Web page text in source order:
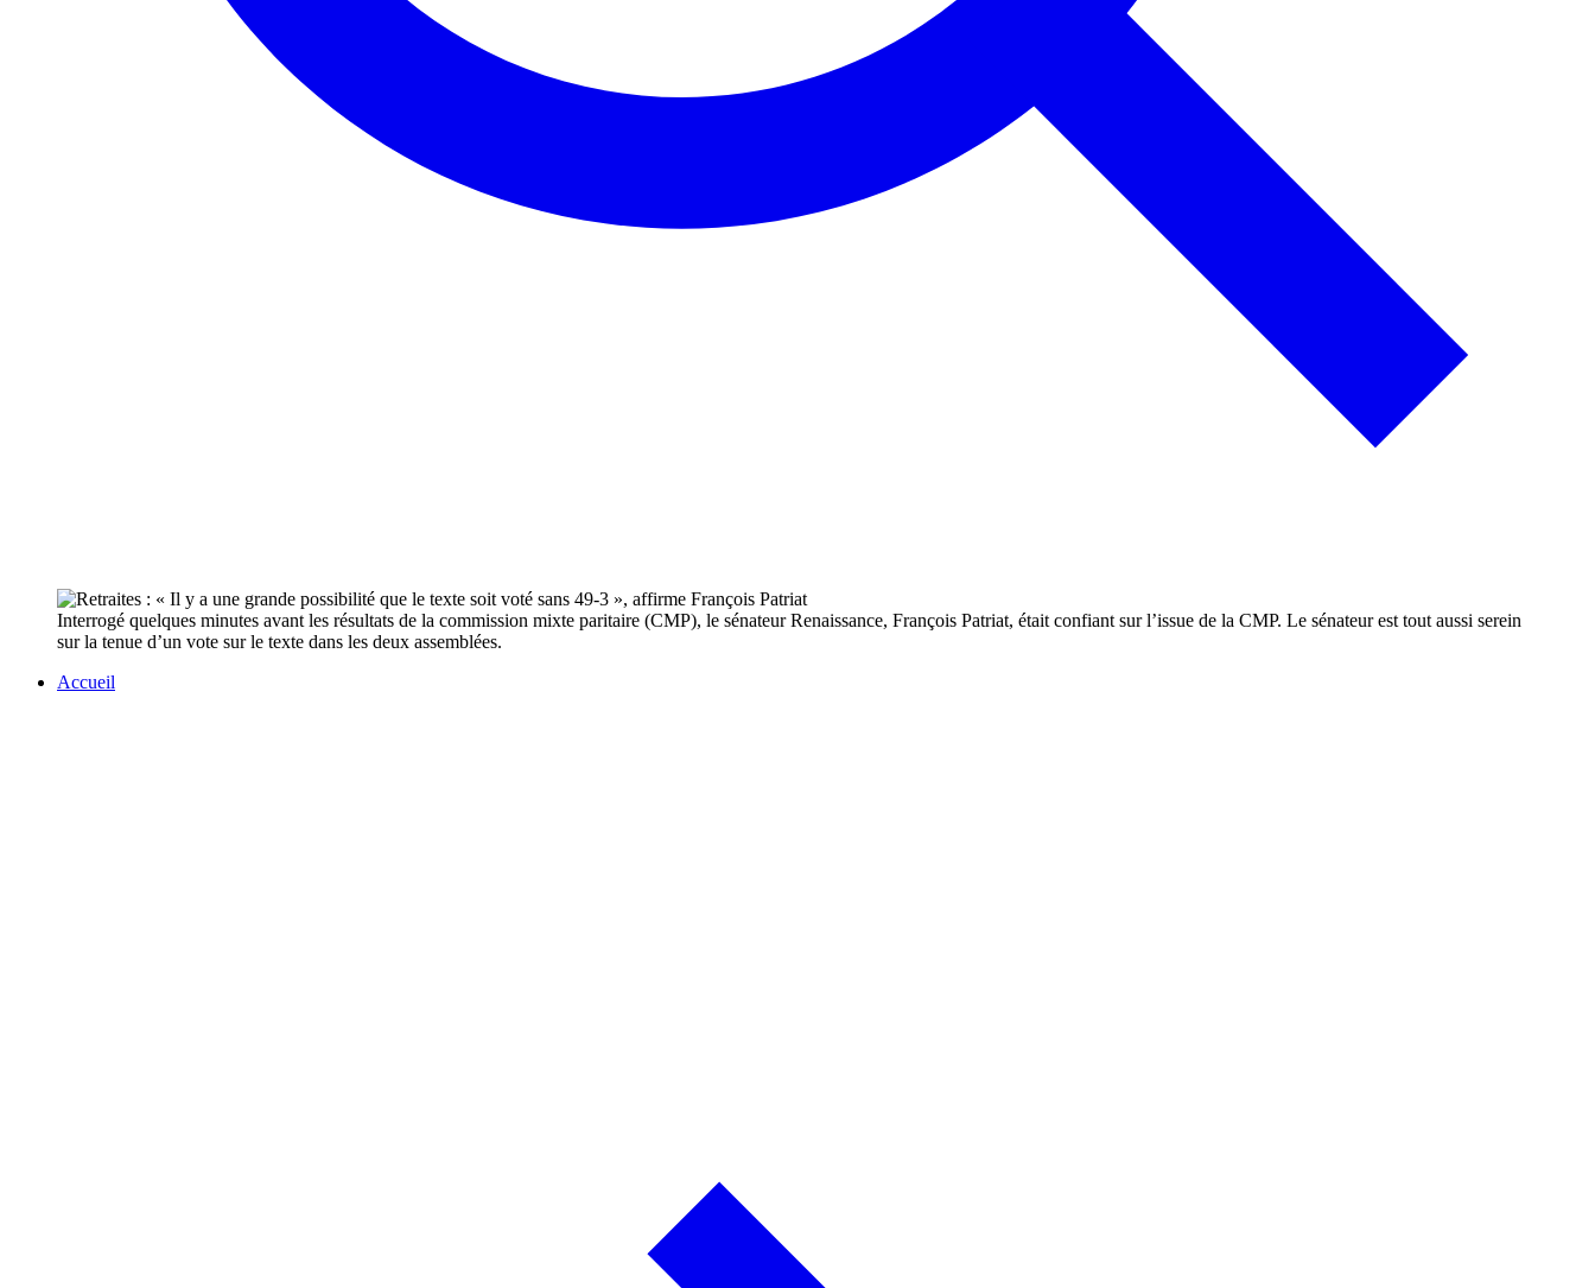
Interrogé quelques minutes avant les résultats de la commission mixte paritaire (CMP), le sénateur Renaissance, François Patriat, était confiant sur l’issue de la CMP. Le sénateur est tout aussi serein
sur la tenue d’un vote sur le texte dans les deux assemblées.
Accueil